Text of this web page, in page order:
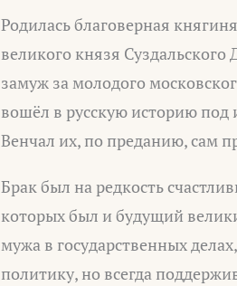
Родилась благоверная
великого князя
замуж за молодого
вошёл в русскую историю
Венчал их, по преданию, сам
Брак был на редкость
которых был и будущий
мужа в государственных
политику, но всегда